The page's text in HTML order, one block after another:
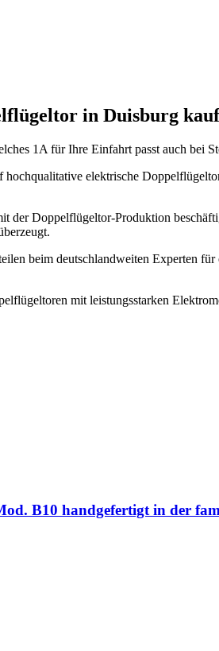
in Duisburg
1A für Ihre Einfahrt passt auch bei
elektrische
der Doppelflügeltor-Produktion
beim deutschlandweiten Experten
mit leistungsstarken
B10 handgefertigt in der